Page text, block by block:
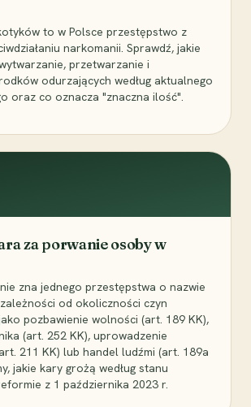
to w Polsce przestępstwo z
narkomanii. Sprawdź, jakie
przetwarzanie i
odurzających według aktualnego
oraz co oznacza "znaczna ilość".
za porwanie osoby w
zna jednego przestępstwa o nazwie
od okoliczności czyn
pozbawienie wolności (art. 189 KK),
(art. 252 KK), uprowadzenie
211 KK) lub handel ludźmi (art. 189a
jakie kary grożą według stanu
z 1 października 2023 r.